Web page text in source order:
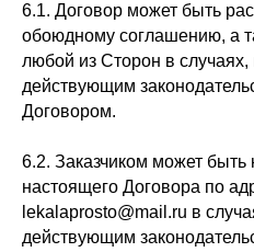
6.1. Договор может быть
обоюдному соглашению, а
любой из Сторон в
действующим
Договором.
6.2. Заказчиком может быть
настоящего Договора по
lekalaprosto@mail.ru в
действующим